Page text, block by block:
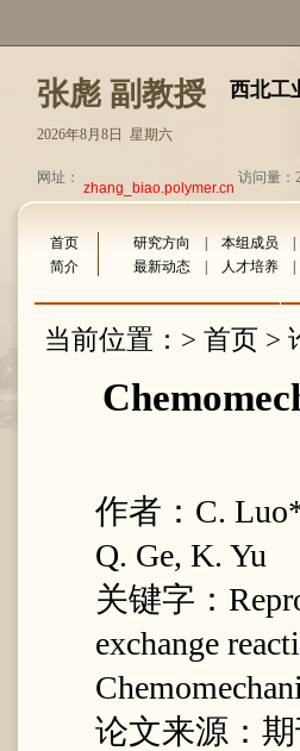
张彪 副教授 西北工
2026年8月8日 星期六
网址： zhang_biao.polymer.cn 访问量：
首页 研究方向 本组成员
简介
最新动态 人才培养
当前位置：> 首页 >
作者：C.
Q. Ge, K. Yu
关键字：
exchange
论文来源：